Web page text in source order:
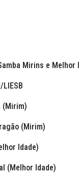
Mirins e Melhor
(Mirim)
(Mirim)
Idade)
(Melhor Idade)